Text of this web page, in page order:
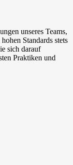
unseres Teams,
Standards stets
sich darauf
Praktiken und